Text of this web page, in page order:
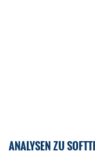
ANALYSEN ZU